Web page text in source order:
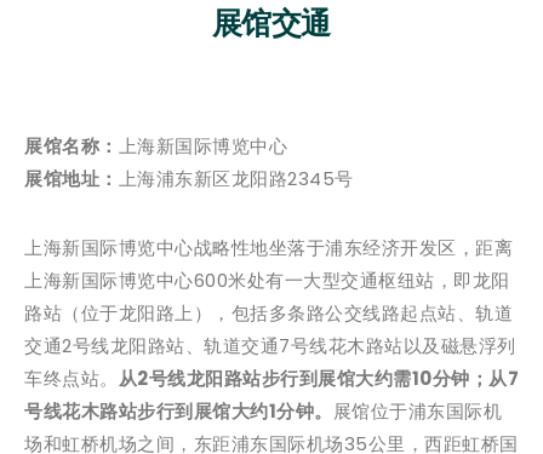
展馆交通
展馆名称： 上海新国际博览中心
展馆地址： 上海浦东新区龙阳路2345号
上海新国际博览中心战略性地坐落于浦东经济开发区，距离
上海新国际博览中心600米处有一大型交通枢纽站，即龙阳
路站（位于龙阳路上），包括多条路公交线路起点站、轨道
交通2号线龙阳路站、轨道交通7号线花木路站以及磁悬浮列
车终点站。 从2号线龙阳路站步行到展馆大约需10分钟；从7
号线花木路站步行到展馆大约1分钟。 展馆位于浦东国际机
场和虹桥机场之间，东距浦东国际机场35公里，西距虹桥国